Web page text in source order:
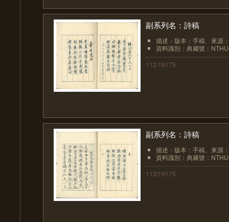
副系列名：詩稿
描述：版本：手稿、來源
資料識別：典藏號：
112/19175
副系列名：詩稿
描述：版本：手稿、來源
資料識別：典藏號：
113/19175